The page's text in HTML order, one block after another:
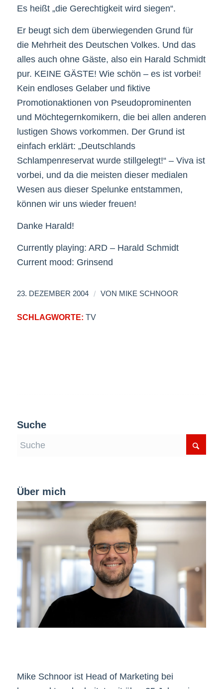
Es heißt „die Gerechtigkeit wird siegen“.
Er beugt sich dem überwiegenden Grund für
die Mehrheit des Deutschen Volkes. Und das
alles auch ohne Gäste, also ein Harald Schmidt
pur. KEINE GÄSTE! Wie schön – es ist vorbei!
Kein endloses Gelaber und fiktive
Promotionaktionen von Pseudoprominenten
und Möchtegernkomikern, die bei allen anderen
lustigen Shows vorkommen. Der Grund ist
einfach erklärt: „Deutschlands
Schlampenreservat wurde stillgelegt!“ – Viva ist
vorbei, und da die meisten dieser medialen
Wesen aus dieser Spelunke entstammen,
können wir uns wieder freuen!
Danke Harald!
Currently playing: ARD – Harald Schmidt
Current mood: Grinsend
23. DEZEMBER 2004 / VON MIKE SCHNOOR
SCHLAGWORTE: TV
Suche
Über mich
Mike Schnoor ist Head of Marketing bei